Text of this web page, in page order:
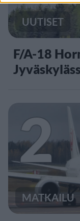
UUTISET
F/A-18
2
MATKAILU